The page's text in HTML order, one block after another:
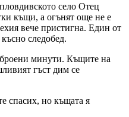
село Отец
къщи, а огънят още не е
вече пристигна. Един от
следобед.
минути. Къщите на
гъст дим се
спасих, но къщата я